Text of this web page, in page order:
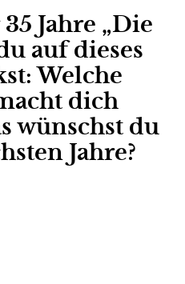
Jahre „Die
auf dieses
Welche
dich
wünschst du
Jahre?